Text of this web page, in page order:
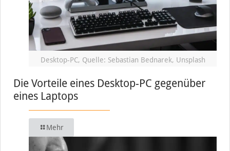
Desktop-PC, Quelle: Sebastian Bednarek, Unsplash
Die Vorteile eines Desktop-PC gegenüber
eines Laptops
Mehr